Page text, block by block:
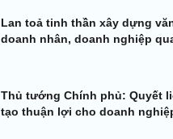
Lan toả tinh thần xây dựng
doanh nhân, doanh nghiệp
Thủ tướng Chính phủ: Quyết
tạo thuận lợi cho doanh